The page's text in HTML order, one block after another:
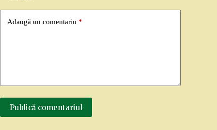
Adaugă un comentariu *
Publică comentariul